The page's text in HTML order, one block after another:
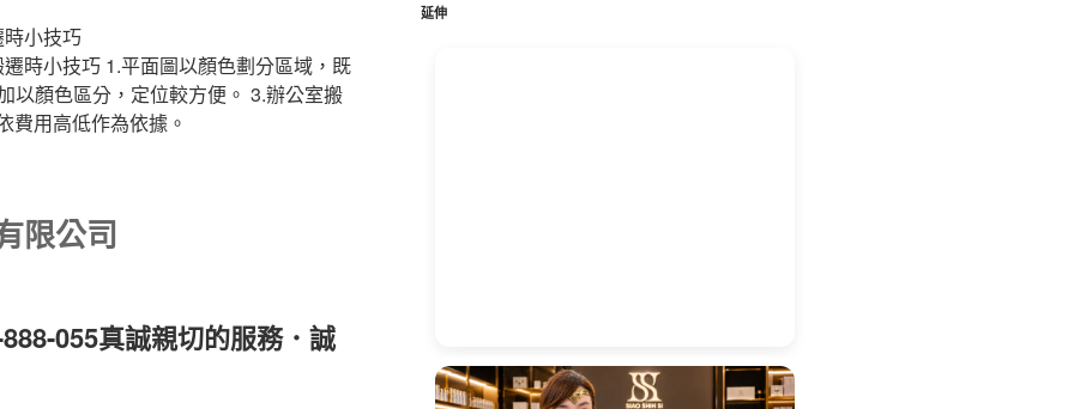
小技巧
1.平面圖以顏色劃分區域，既
以顏色區分，定位較方便。 3.辦公室搬
費用高低作為依據。
限公司
055真誠親切的服務．誠
字:
延伸